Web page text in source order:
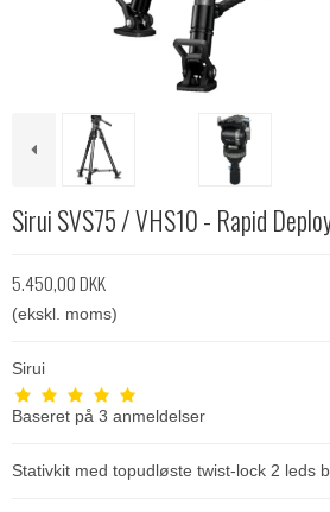
Sirui SVS75 / VHS10 - Rapid
5.450,00 DKK
(ekskl. moms)
Sirui
Baseret på 3 anmeldelser
Stativkit med topudløste twist-lock 2 leds